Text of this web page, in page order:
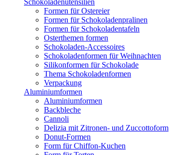
Schokoladenutensilien
Formen für Ostereier
Formen für Schokoladenpralinen
Formen für Schokoladentafeln
Osterthemen formen
Schokoladen-Accessoires
Schokoladenformen für Weihnachten
Silikonformen für Schokolade
Thema Schokoladenformen
Verpackung
Aluminiumformen
Aluminiumformen
Backbleche
Cannoli
Delizia mit Zitronen- und Zuccottoform
Donut-Formen
Form für Chiffon-Kuchen